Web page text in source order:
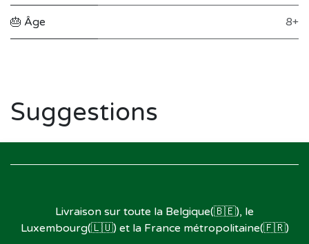
🎂 Âge 8+
Suggestions
Livraison sur toute la Belgique(🇧🇪), le
Luxembourg(🇱🇺) et la France métropolitaine(🇫🇷)